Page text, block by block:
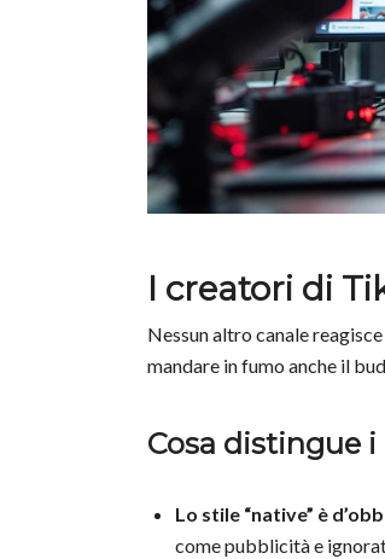
I creatori di
Nessun altro canale
mandare in fumo anche il
Cosa distingue
Lo stile “native” è
come pubblicità e